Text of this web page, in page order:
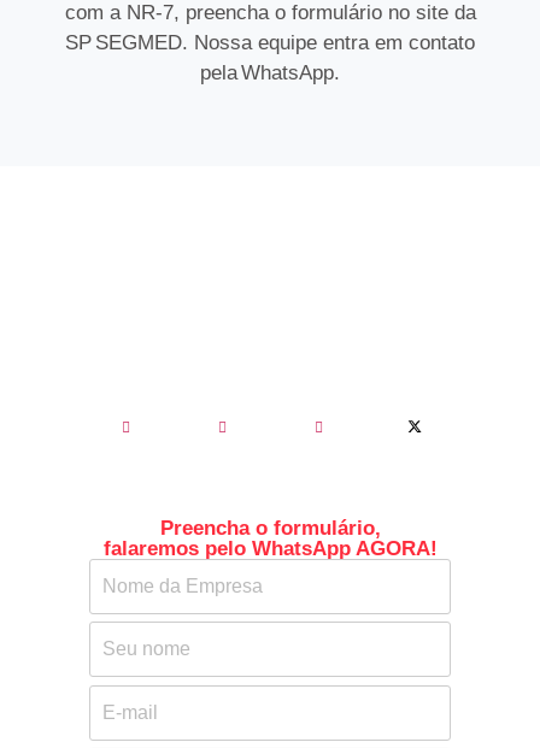
com a NR‑7, preencha o formulário no site da
SP SEGMED. Nossa equipe entra em contato
pela WhatsApp.
Preencha o formulário,
falaremos pelo WhatsApp AGORA!